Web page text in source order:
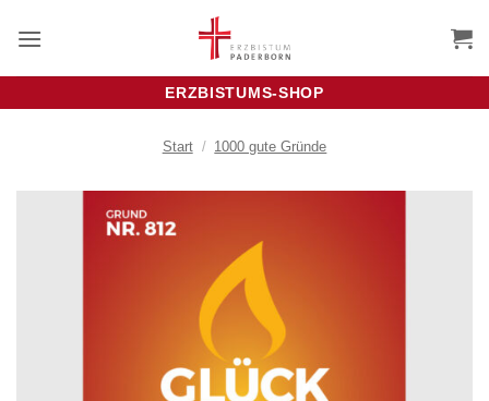
Inhalt
ERZBISTUMS-SHOP
Start / 1000 gute Gründe